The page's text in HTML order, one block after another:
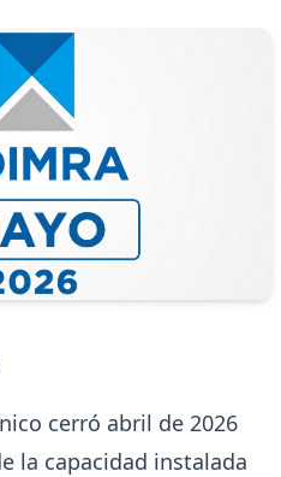
2026: sin
los
cerró abril de 2026
la capacidad instalada